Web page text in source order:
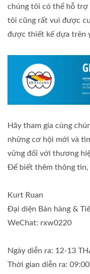
chúng tôi có thể hỗ trợ
tôi cũng rất vui được
được thiết kế dựa trên
Hãy tham gia cùng
những cơ hội mới và
vững đối với thương
Để biết thêm thông tin,
Kurt Ruan
Đại diện Bán hàng &
WeChat: rxw0220
Ngày diễn ra: 12-13
Thời gian diễn ra: